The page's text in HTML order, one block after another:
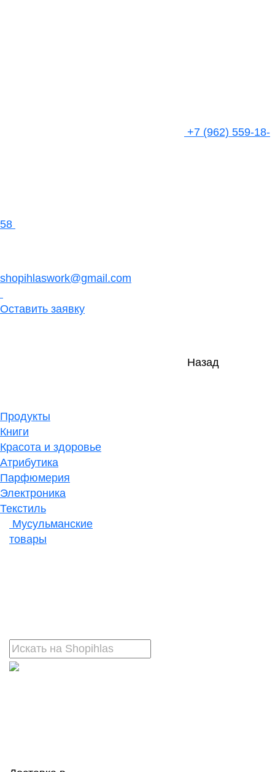
+7 (962) 559-18-
58
shopihlaswork@gmail.com
Оставить заявку
Назад
Продукты
Книги
Красота и здоровье
Атрибутика
Парфюмерия
Электроника
Текстиль
Мусульманские
товары